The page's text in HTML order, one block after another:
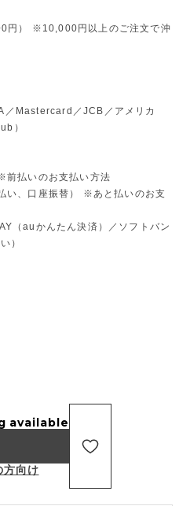
円） ※10,000円以上のご注文で沖
／Mastercard／JCB／アメリカ
）
払いのお支払い方法
い、口座振替） ※あと払いのお支
（auかんたん決済）／ソフトバン
）
available
方向け